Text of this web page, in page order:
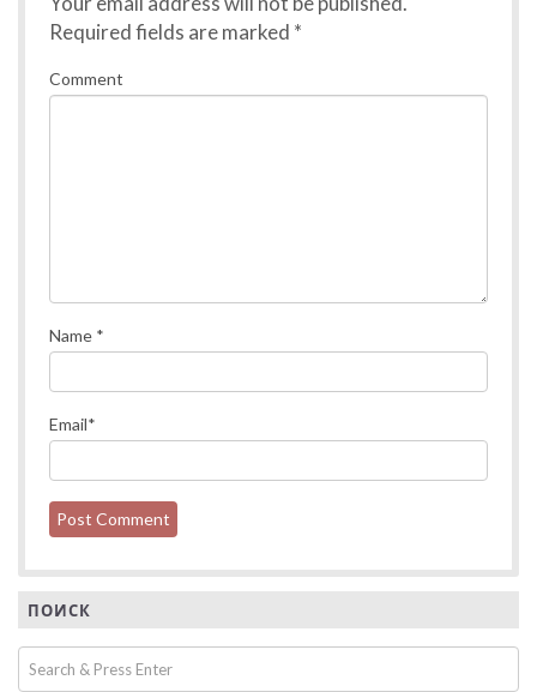
Required fields are marked *
Comment
Name *
Email*
ПОИСК